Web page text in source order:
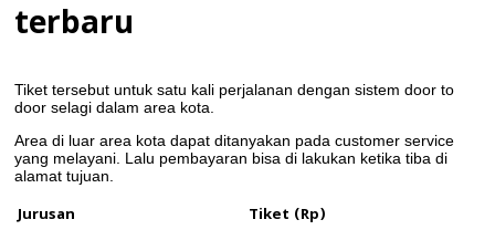
terbaru
Tiket tersebut untuk satu kali perjalanan dengan sistem door to
door selagi dalam area kota.
Area di luar area kota dapat ditanyakan pada customer service
yang melayani. Lalu pembayaran bisa di lakukan ketika tiba di
alamat tujuan.
Jurusan Tiket (Rp)